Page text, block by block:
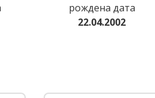
рождена дата
22.04.2002